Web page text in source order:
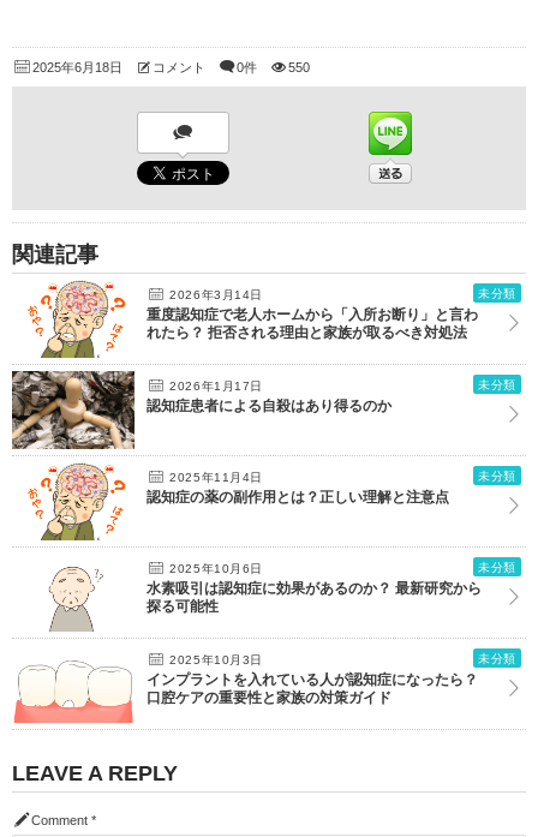
2025年6月18日 コメント 0件 550
関連記事
2026年3月14日 未分類
重度認知症で老人ホームから「入所お断り」と言わ
れたら？ 拒否される理由と家族が取るべき対処法
2026年1月17日 未分類
認知症患者による自殺はあり得るのか
2025年11月4日 未分類
認知症の薬の副作用とは？正しい理解と注意点
2025年10月6日 未分類
水素吸引は認知症に効果があるのか？ 最新研究から
探る可能性
2025年10月3日 未分類
インプラントを入れている人が認知症になったら？
口腔ケアの重要性と家族の対策ガイド
LEAVE A REPLY
Comment *